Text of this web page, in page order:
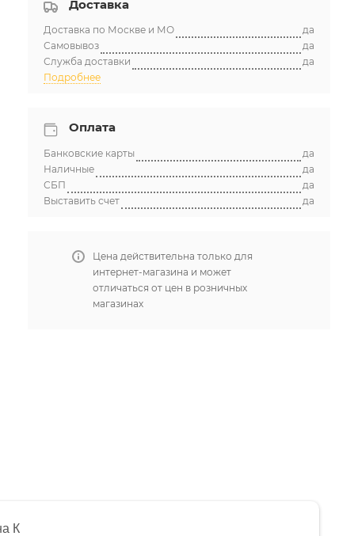
Доставка
Доставка по Москве и МО
да
Самовывоз
да
Служба доставки
да
Подробнее
Оплата
Банковские карты
да
Наличные
да
СБП
да
Выставить счет
да
Цена действительна только для
интернет-магазина и может
отличаться от цен в розничных
магазинах
К